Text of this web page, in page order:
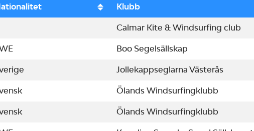
Klubb
Calmar Kite & Windsurfing club
Boo Segelsällskap
Jollekappseglarna Västerås
Ölands Windsurfingklubb
Ölands Windsurfingklubb